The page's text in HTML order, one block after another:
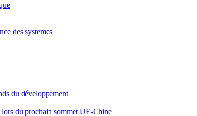
des systèmes
du développement
du prochain sommet UE-Chine